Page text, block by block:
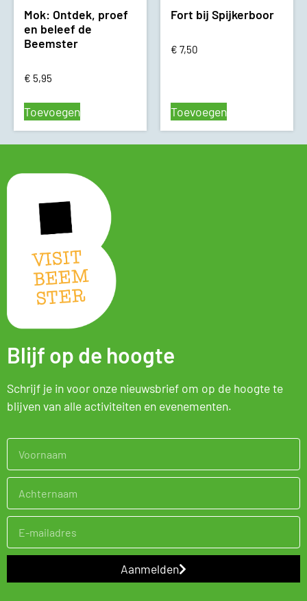
Mok: Ontdek, proef
en beleef de
Beemster
€ 5,95
Toevoegen
Fort bij Spijkerboor
€ 7,50
Toevoegen
Blijf op de hoogte
Schrijf je in voor onze nieuwsbrief om op de hoogte te
blijven van alle activiteiten en evenementen.
Aanmelden